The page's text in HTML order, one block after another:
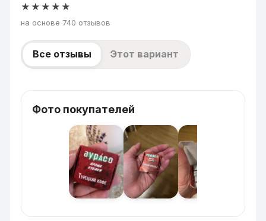
★★★★★
на основе 740 отзывов
Все отзывы Этот вариант
Фото покупателей